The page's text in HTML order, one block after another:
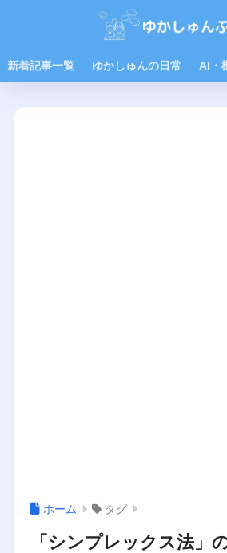
新着記事一覧 ゆかしゅんの日常 AI・
ホーム タグ
「シンプレックス法」